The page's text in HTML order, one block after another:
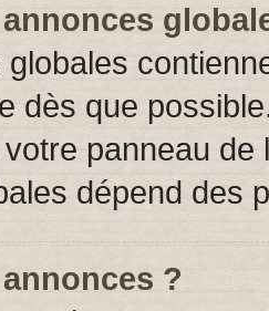
dès que
panneau de
dépend des
?